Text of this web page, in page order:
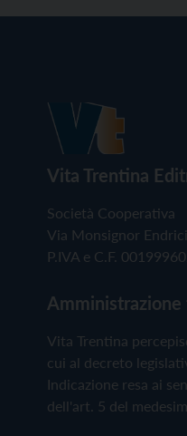
Vita Trentina
Società Cooperativa
Via Monsignor
P.IVA e C.F.
Amministrazione
Vita Trentina
cui al decreto
Indicazione resa ai
dell'art. 5 del